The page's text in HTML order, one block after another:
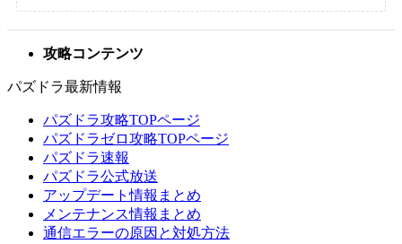
攻略コンテンツ
パズドラ最新情報
パズドラ攻略TOPページ
パズドラゼロ攻略TOPページ
パズドラ速報
パズドラ公式放送
アップデート情報まとめ
メンテナンス情報まとめ
通信エラーの原因と対処方法